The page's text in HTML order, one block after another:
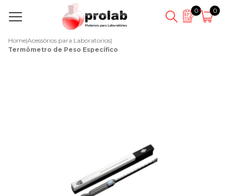
0 0
Home|Acessórios para Laboratorios|
Termômetro de Peso Específico